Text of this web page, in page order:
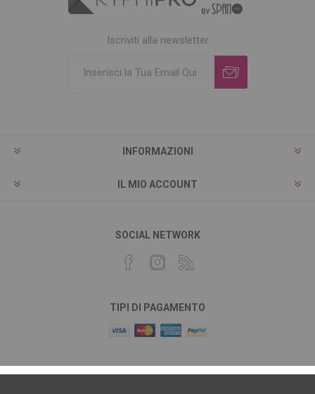
Iscriviti alla newsletter
INFORMAZIONI
IL MIO ACCOUNT
SOCIAL NETWORK
TIPI DI PAGAMENTO